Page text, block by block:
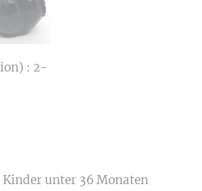
: 2-
unter 36 Monaten